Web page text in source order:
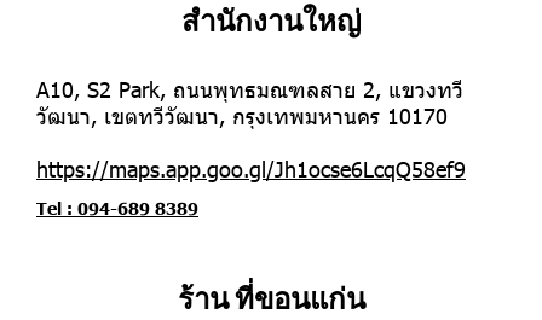
สำนักงานใหญ่
A10, S2 Park, ถนนพุทธมณฑลสาย 2, แขวงทวี
วัฒนา, เขตทวีวัฒนา, กรุงเทพมหานคร 10170
https://maps.app.goo.gl/Jh1ocse6LcqQ58ef9
Tel : 094-689 8389
ร้าน ที่ขอนแก่น